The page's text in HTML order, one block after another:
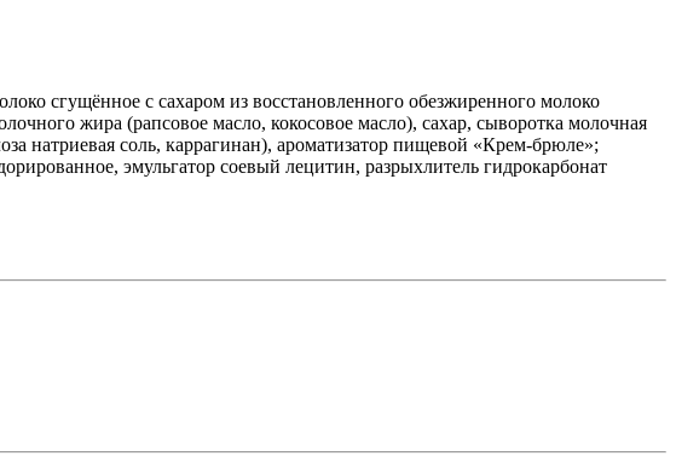
сгущённое с сахаром из восстановленного обезжиренного молоко
жира (рапсовое масло, кокосовое масло), сахар, сыворотка молочная
натриевая соль, каррагинан), ароматизатор пищевой «Крем-брюле»;
эмульгатор соевый лецитин, разрыхлитель гидрокарбонат